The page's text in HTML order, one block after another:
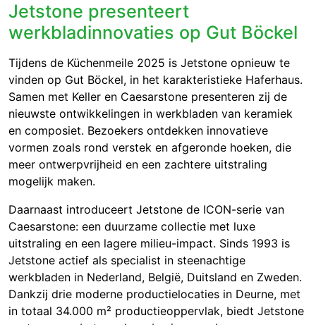
Jetstone presenteert
werkbladinnovaties op Gut Böckel
Tijdens de Küchenmeile 2025 is Jetstone opnieuw te
vinden op Gut Böckel, in het karakteristieke Haferhaus.
Samen met Keller en Caesarstone presenteren zij de
nieuwste ontwikkelingen in werkbladen van keramiek
en composiet. Bezoekers ontdekken innovatieve
vormen zoals rond verstek en afgeronde hoeken, die
meer ontwerpvrijheid en een zachtere uitstraling
mogelijk maken.
Daarnaast introduceert Jetstone de ICON-serie van
Caesarstone: een duurzame collectie met luxe
uitstraling en een lagere milieu-impact. Sinds 1993 is
Jetstone actief als specialist in steenachtige
werkbladen in Nederland, België, Duitsland en Zweden.
Dankzij drie moderne productielocaties in Deurne, met
in totaal 34.000 m² productieoppervlak, biedt Jetstone